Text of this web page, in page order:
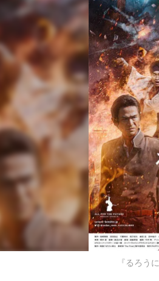
『るろう